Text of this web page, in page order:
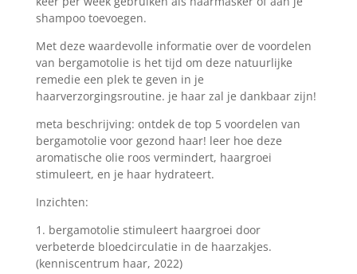
shampoo toevoegen.
Met deze waardevolle informatie over de voordelen
van bergamotolie is het tijd om deze natuurlijke
remedie een plek te geven in je
haarverzorgingsroutine. je haar zal je dankbaar zijn!
meta beschrijving: ontdek de top 5 voordelen van
bergamotolie voor gezond haar! leer hoe deze
aromatische olie roos vermindert, haargroei
stimuleert, en je haar hydrateert.
Inzichten:
1. bergamotolie stimuleert haargroei door
verbeterde bloedcirculatie in de haarzakjes.
(kenniscentrum haar, 2022)